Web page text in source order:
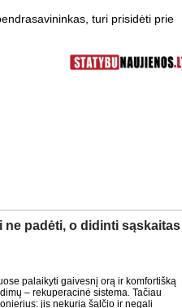
turi prisidėti prie
padėti, o didinti sąskaitas
palaikyti gaivesnį orą ir komfortišką
– rekuperacinė sistema. Tačiau
jis nekuria šalčio ir negali